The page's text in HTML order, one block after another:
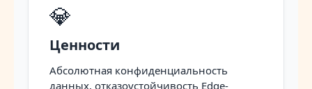
💎
Ценности
Абсолютная конфиденциальность
данных, отказоустойчивость Edge-